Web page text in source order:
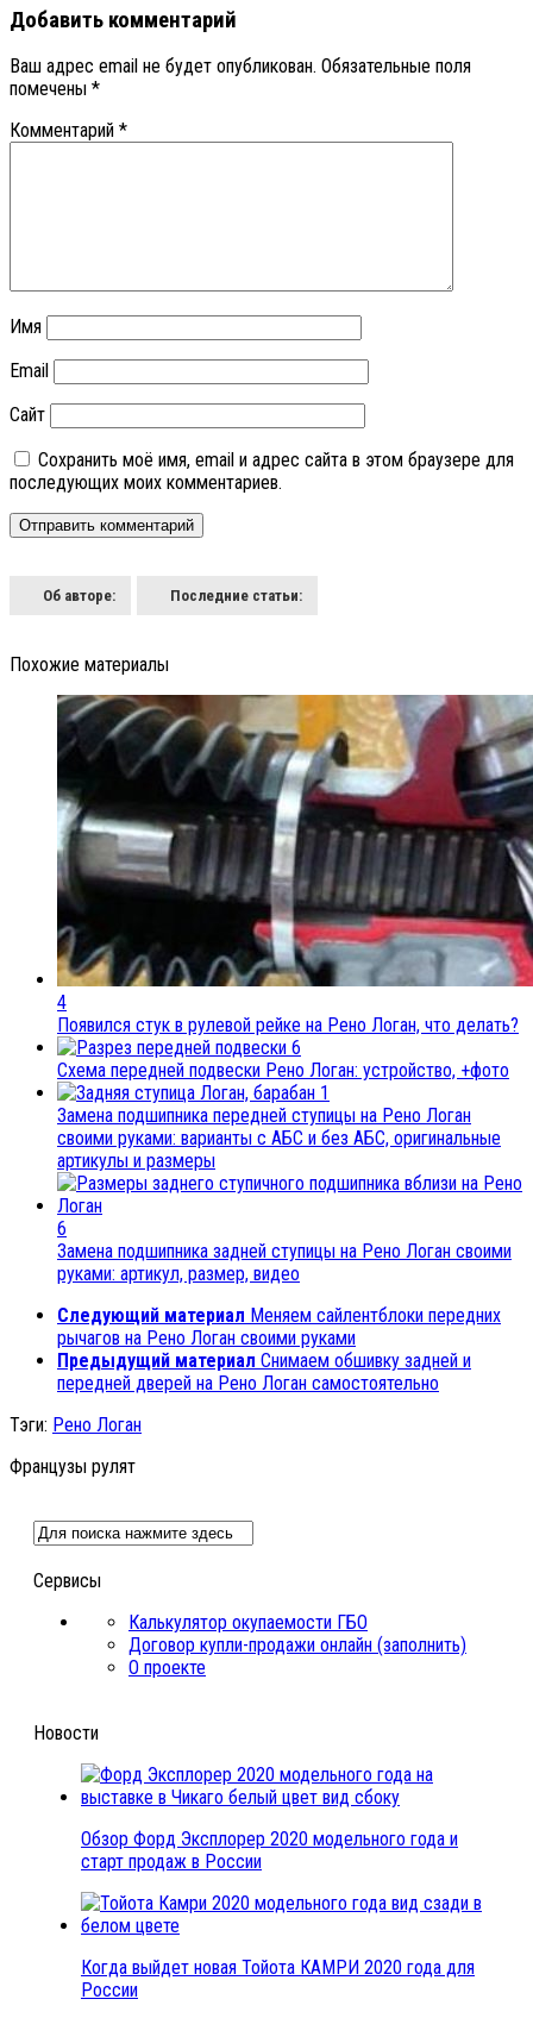
Добавить комментарий
Ваш адрес email не будет опубликован. Обязательные поля
помечены *
Комментарий *
Имя
Email
Сайт
Сохранить моё имя, email и адрес сайта в этом браузере для
последующих моих комментариев.
Об авторе: Последние статьи:
Похожие материалы
4
Появился стук в рулевой рейке на Рено Логан, что делать?
6
Схема передней подвески Рено Логан: устройство, +фото
1
Замена подшипника передней ступицы на Рено Логан
своими руками: варианты с АБС и без АБС, оригинальные
артикулы и размеры
6
Замена подшипника задней ступицы на Рено Логан своими
руками: артикул, размер, видео
Следующий материал Меняем сайлентблоки передних
рычагов на Рено Логан своими руками
Предыдущий материал Снимаем обшивку задней и
передней дверей на Рено Логан самостоятельно
Тэги: Рено Логан
Французы рулят
Сервисы
Калькулятор окупаемости ГБО
Договор купли-продажи онлайн (заполнить)
О проекте
Новости
Обзор Форд Эксплорер 2020 модельного года и
старт продаж в России
Когда выйдет новая Тойота КАМРИ 2020 года для
России